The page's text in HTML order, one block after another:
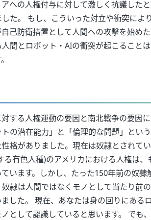
アへの人権付与に対して激しく抗議した
た。 もし、こういった対立や衝突によ
己防衛措置として人間への攻撃を始めた
人間とロボット・AIの衝突が起こること
する人権運動の要因と南北戦争の要因に
の潜在能力」と「倫理的な問題」とい
格がありました。現在は奴隷とされて
る有色人種)のアメリカにおける人権は、
います。しかし、たった150年前の奴隷
隷は人間ではなくモノとして当たり前
した。 現在、あなたは身の回りにある
として認識していると思います。 でも、